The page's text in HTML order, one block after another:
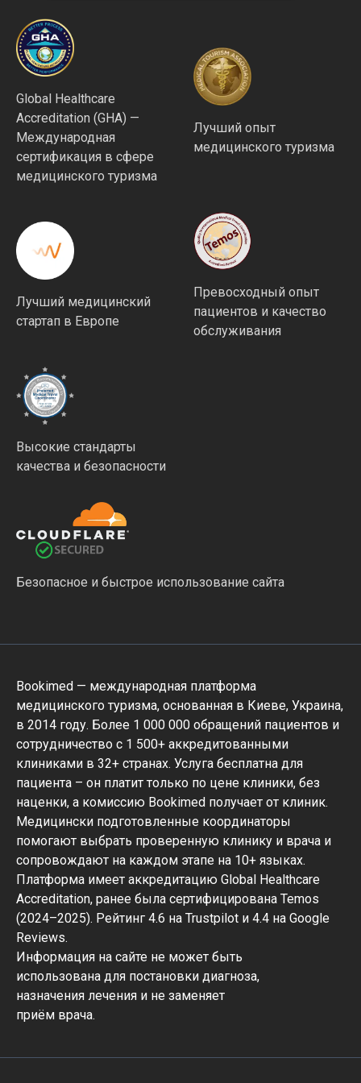
Global Healthcare
Accreditation (GHA) —
Международная
сертификация в сфере
медицинского туризма
Лучший опыт
медицинского туризма
Лучший медицинский
стартап в Европе
Превосходный опыт
пациентов и качество
обслуживания
Высокие стандарты
качества и безопасности
Безопасное и быстрое использование сайта
Bookimed — международная платформа
медицинского туризма, основанная в Киеве, Украина,
в 2014 году. Более 1 000 000 обращений пациентов и
сотрудничество с 1 500+ аккредитованными
клиниками в 32+ странах. Услуга бесплатна для
пациента – он платит только по цене клиники, без
наценки, а комиссию Bookimed получает от клиник.
Медицински подготовленные координаторы
помогают выбрать проверенную клинику и врача и
сопровождают на каждом этапе на 10+ языках.
Платформа имеет аккредитацию Global Healthcare
Accreditation, ранее была сертифицирована Temos
(2024–2025). Рейтинг 4.6 на Trustpilot и 4.4 на Google
Reviews.
Информация на сайте не может быть
использована для постановки диагноза,
назначения лечения и не заменяет
приём врача.